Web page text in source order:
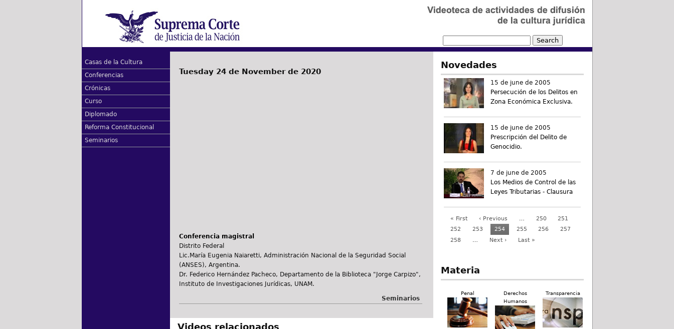
Casas de la Cultura
Conferencias
Crónicas
Curso
Diplomado
Reforma Constitucional
Seminarios
Tuesday 24 de November de 2020
Conferencia magistral
Distrito Federal
Lic.María Eugenia Naiaretti, Administración Nacional de la Seguridad Social
(ANSES), Argentina.
Dr. Federico Hernández Pacheco, Departamento de la Biblioteca "Jorge Carpizo",
Instituto de Investigaciones Jurídicas, UNAM.
Seminarios
Novedades
15 de june de 2005
Persecución de los Delitos en
Zona Económica Exclusiva.
15 de june de 2005
Prescripción del Delito de
Genocidio.
7 de june de 2005
Los Medios de Control de las
Leyes Tributarias - Clausura
« First ‹ Previous … 250
251
252
253 254 255 256
257
258
… Next › Last »
Materia
Penal
Derechos
Humanos
Transparencia